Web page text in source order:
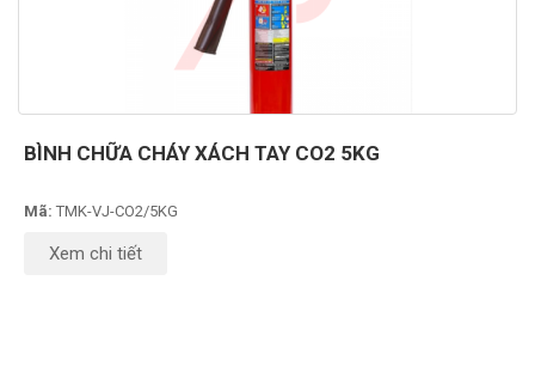
BÌNH CHỮA CHÁY XÁCH TAY CO2 5KG
Mã: TMK-VJ-CO2/5KG
Xem chi tiết